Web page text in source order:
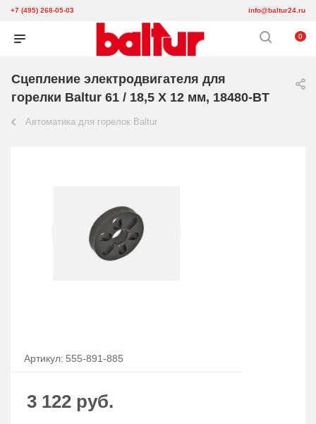
+7 (495) 268-05-03 info@baltur24.ru
0
Сцепление электродвигателя для
горелки Baltur 61 / 18,5 X 12 мм, 18480-BT
Автоматика для горелок Baltur
Артикул: 555-891-885
3 122 руб.